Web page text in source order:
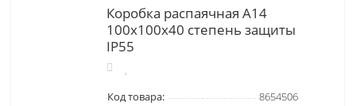
Коробка распаячная A14
100x100x40 степень защиты
IP55
Код товара:
8654506